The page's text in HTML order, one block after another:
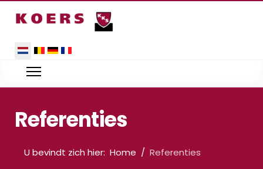
Selecteer de taal
Referenties
U bevindt zich hier: Home Referenties